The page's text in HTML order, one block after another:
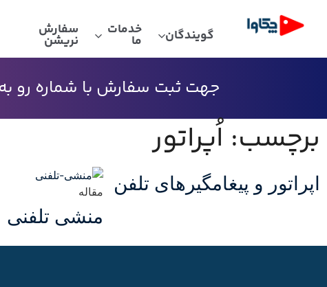
گویندگان خدمات
ما
سفارش
نریشن
جهت ثبت سفارش با شماره رو به
برچسب: اُپراتور
اپراتور و پیغامگیرهای تلفن مقاله
منشی تلفنی